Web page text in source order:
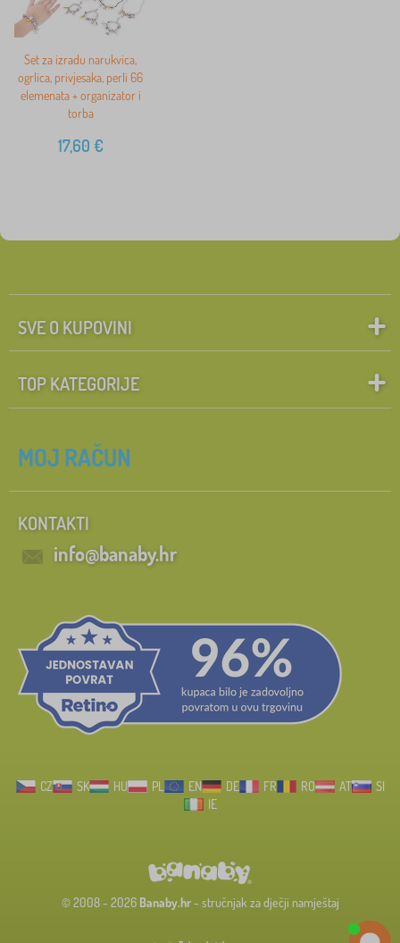
Set za izradu narukvica,
ogrlica, privjesaka, perli 66
elemenata + organizator i
torba
17,60 €
SVE O KUPOVINI
TOP KATEGORIJE
MOJ RAČUN
KONTAKTI
info@banaby.hr
CZ SK HU PL EN DE FR RO AT
SI
IE
© 2008 - 2026 Banaby.hr- stručnjak za dječji namještaj